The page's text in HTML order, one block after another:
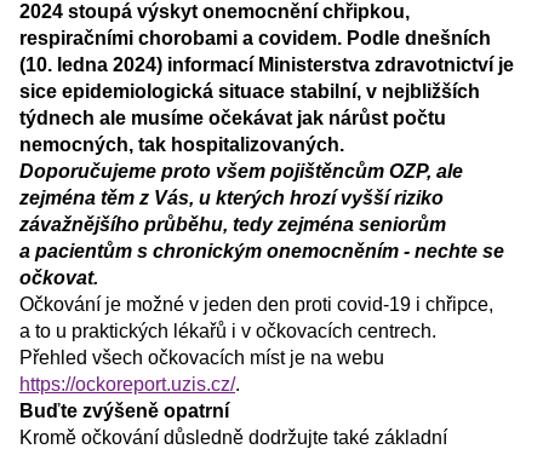
2024 stoupá výskyt onemocnění chřipkou,
respiračními chorobami a covidem. Podle dnešních
(10. ledna 2024) informací Ministerstva zdravotnictví je
sice epidemiologická situace stabilní, v nejbližších
týdnech ale musíme očekávat jak nárůst počtu
nemocných, tak hospitalizovaných.
Doporučujeme proto všem pojištěncům OZP, ale
zejména těm z Vás, u kterých hrozí vyšší riziko
závažnějšího průběhu, tedy zejména seniorům
a pacientům s chronickým onemocněním - nechte se
očkovat.
Očkování je možné v jeden den proti covid-19 i chřipce,
a to u praktických lékařů i v očkovacích centrech.
Přehled všech očkovacích míst je na webu
https://ockoreport.uzis.cz/.
Buďte zvýšeně opatrní
Kromě očkování důsledně dodržujte také základní